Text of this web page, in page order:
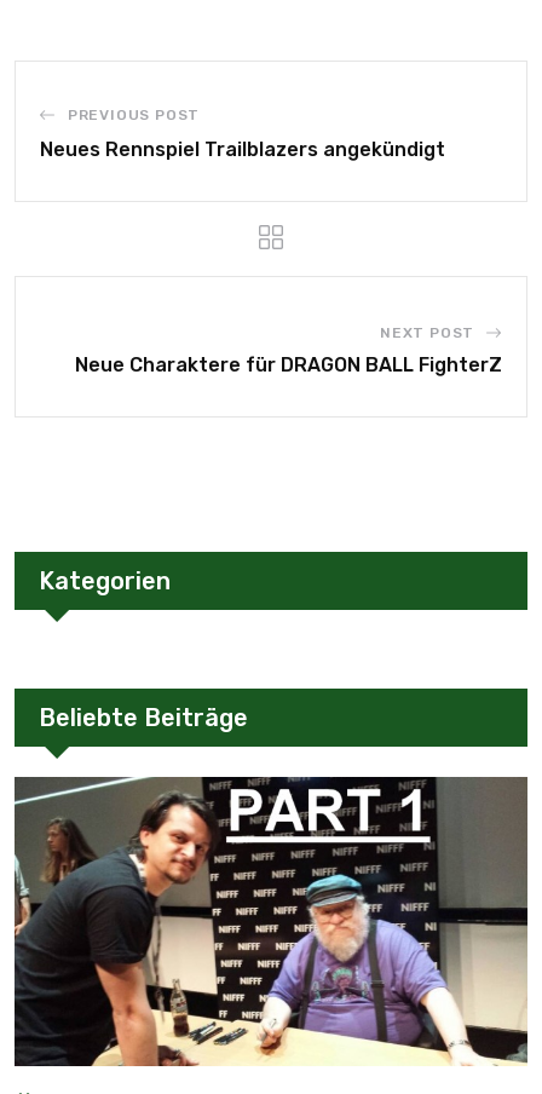
PREVIOUS POST
Neues Rennspiel Trailblazers angekündigt
NEXT POST
Neue Charaktere für DRAGON BALL FighterZ
Kategorien
Beliebte Beiträge